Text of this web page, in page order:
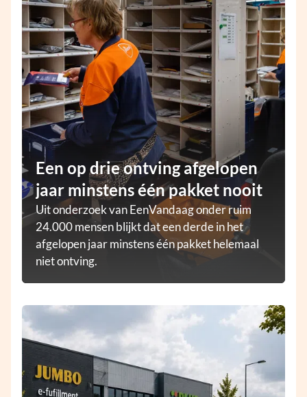
Een op drie ontving afgelopen
jaar minstens één pakket nooit
Uit onderzoek van EenVandaag onder ruim
24.000 mensen blijkt dat een derde in het
afgelopen jaar minstens één pakket helemaal
niet ontving.